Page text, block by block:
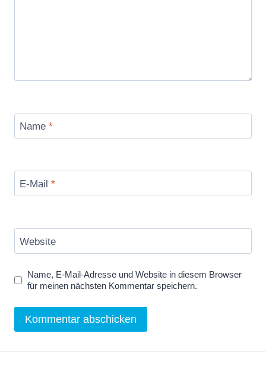
Name *
E-Mail *
Website
Name, E-Mail-Adresse und Website in diesem Browser
für meinen nächsten Kommentar speichern.